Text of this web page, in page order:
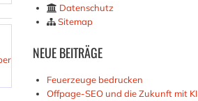
Datenschutz
Sitemap
NEUEBEITRÄGE
Feuerzeuge bedrucken
Offpage-SEO und die Zukunft mit KI